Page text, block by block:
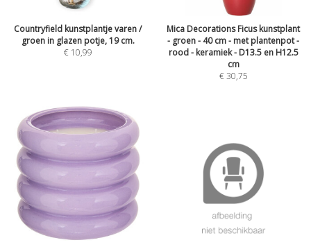
Countryfield kunstplantje varen /
groen in glazen potje, 19 cm.
€ 10,99
Mica Decorations Ficus kunstplant
- groen - 40 cm - met plantenpot -
rood - keramiek - D13.5 en H12.5
cm
€30,75